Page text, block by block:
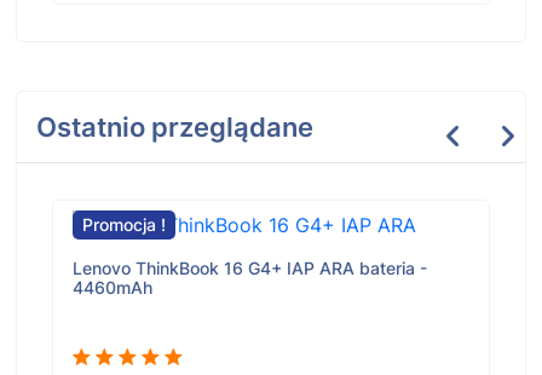
Ostatnio przeglądane
Promocja !
Lenovo ThinkBook 16 G4+ IAP ARA bateria -
4460mAh